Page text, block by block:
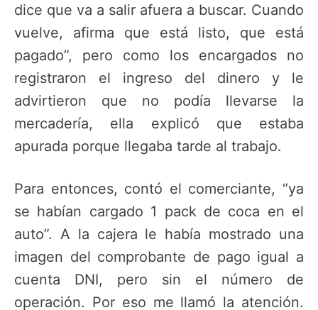
dice que va a salir afuera a buscar. Cuando
vuelve, afirma que está listo, que está
pagado”, pero como los encargados no
registraron el ingreso del dinero y le
advirtieron que no podía llevarse la
mercadería, ella explicó que estaba
apurada porque llegaba tarde al trabajo.
Para entonces, contó el comerciante, “ya
se habían cargado 1 pack de coca en el
auto”. A la cajera le había mostrado una
imagen del comprobante de pago igual a
cuenta DNI, pero sin el número de
operación. Por eso me llamó la atención.